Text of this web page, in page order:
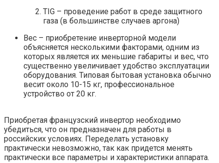
TIG – проведение работ в среде защитного
газа (в большинстве случаев аргона)
Вес – приобретение инверторной модели
объясняется несколькими факторами, одним из
которых является их меньшие габариты и вес, что
существенно увеличивает удобство эксплуатации
оборудования. Типовая бытовая установка обычно
весит около 10-15 кг, профессиональное
устройство от 20 кг.
Приобретая французский инвертор необходимо
убедиться, что он предназначен для работы в
российских условиях. Переделать установку
практически невозможно, так как придется менять
практически все параметры и характеристики аппарата.